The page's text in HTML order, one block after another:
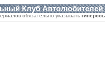
Клуб Автолюбителей
обязательно указывать